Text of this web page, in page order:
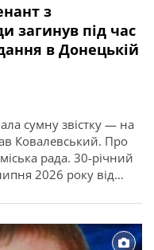
з
загинув під час
в Донецькій
сумну звістку — на
Ковалевський. Про
рада. 30-річний
2026 року від
області. У
батько, мати і брат.
та близьким.